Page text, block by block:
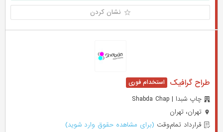
نشان کردن
طراح گرافیک
چاپ شبدا | Shabda Chap
تهران، تهران
قرارداد تمام‌وقت (برای مشاهده حقوق وارد شوید)